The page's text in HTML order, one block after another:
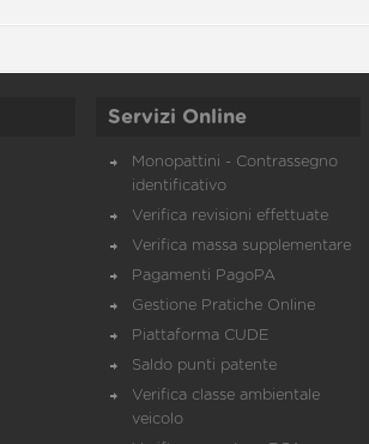
Servizi Online
Monopattini - Contrassegno
identificativo
Verifica revisioni effettuate
Verifica massa supplementare
Pagamenti PagoPA
Gestione Pratiche Online
Piattaforma CUDE
Saldo punti patente
Verifica classe ambientale
veicolo